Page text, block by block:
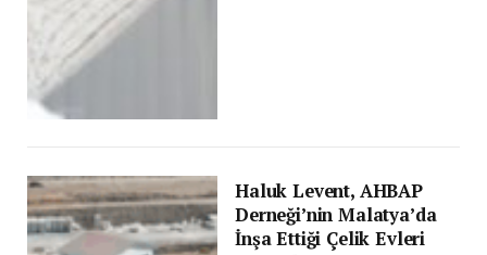
Haluk Levent, AHBAP
Derneği’nin Malatya’da
İnşa Ettiği Çelik Evleri